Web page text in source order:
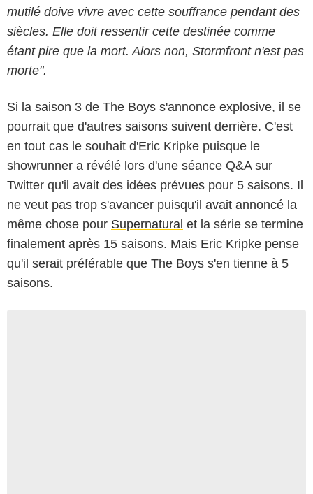
mutilé doive vivre avec cette souffrance pendant des
siècles. Elle doit ressentir cette destinée comme
étant pire que la mort. Alors non, Stormfront n'est pas
morte".
Si la saison 3 de The Boys s'annonce explosive, il se
pourrait que d'autres saisons suivent derrière. C'est
en tout cas le souhait d'Eric Kripke puisque le
showrunner a révélé lors d'une séance Q&A sur
Twitter qu'il avait des idées prévues pour 5 saisons. Il
ne veut pas trop s'avancer puisqu'il avait annoncé la
même chose pour Supernatural et la série se termine
finalement après 15 saisons. Mais Eric Kripke pense
qu'il serait préférable que The Boys s'en tienne à 5
saisons.